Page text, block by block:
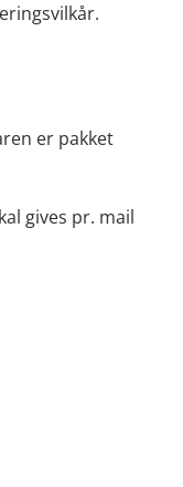
er pakket
gives pr. mail